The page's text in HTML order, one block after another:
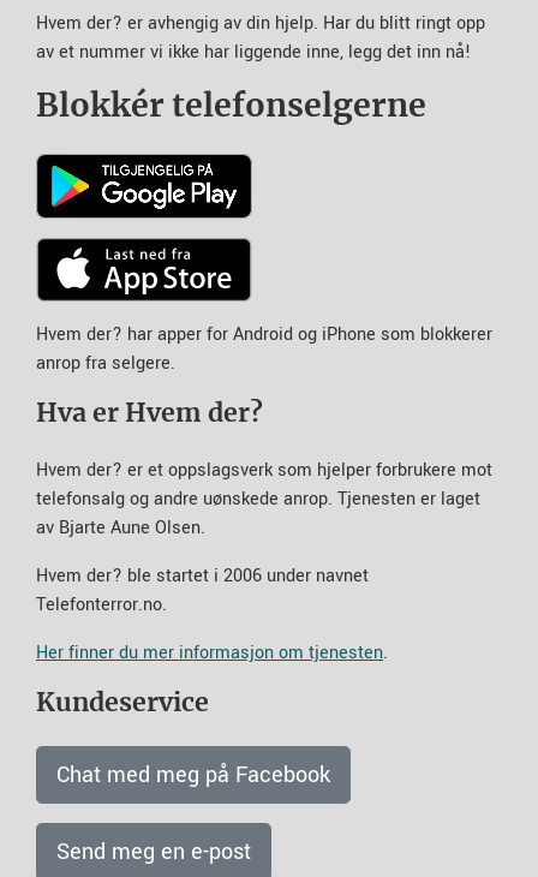
Hvem der? er avhengig av din hjelp. Har du blitt ringt opp
av et nummer vi ikke har liggende inne, legg det inn nå!
Blokkér telefonselgerne
Hvem der? har apper for Android og iPhone som blokkerer
anrop fra selgere.
Hva er Hvem der?
Hvem der? er et oppslagsverk som hjelper forbrukere mot
telefonsalg og andre uønskede anrop. Tjenesten er laget
av Bjarte Aune Olsen.
Hvem der? ble startet i 2006 under navnet
Telefonterror.no.
Her finner du mer informasjon om tjenesten.
Kundeservice
Chat med meg på Facebook
Send meg en e-post